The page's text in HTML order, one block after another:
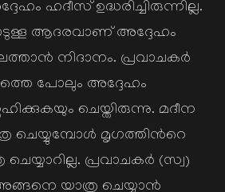
ഹദീസ് ഉദ്ധരിച്ചിരുന്നില്ല.
ആദരവാണ് അദ്ദേഹം
നിദാനം. പ്രവാചകര്‍
പോലും അദ്ദേഹം
ചെയ്തിരുന്നു. മദീന
ചെയ്യുമ്പോള്‍ മൃഗത്തിന്‍റെ
പ്രവാചകര്‍ (സ്വ)
യാത്ര ചെയ്യാന്‍